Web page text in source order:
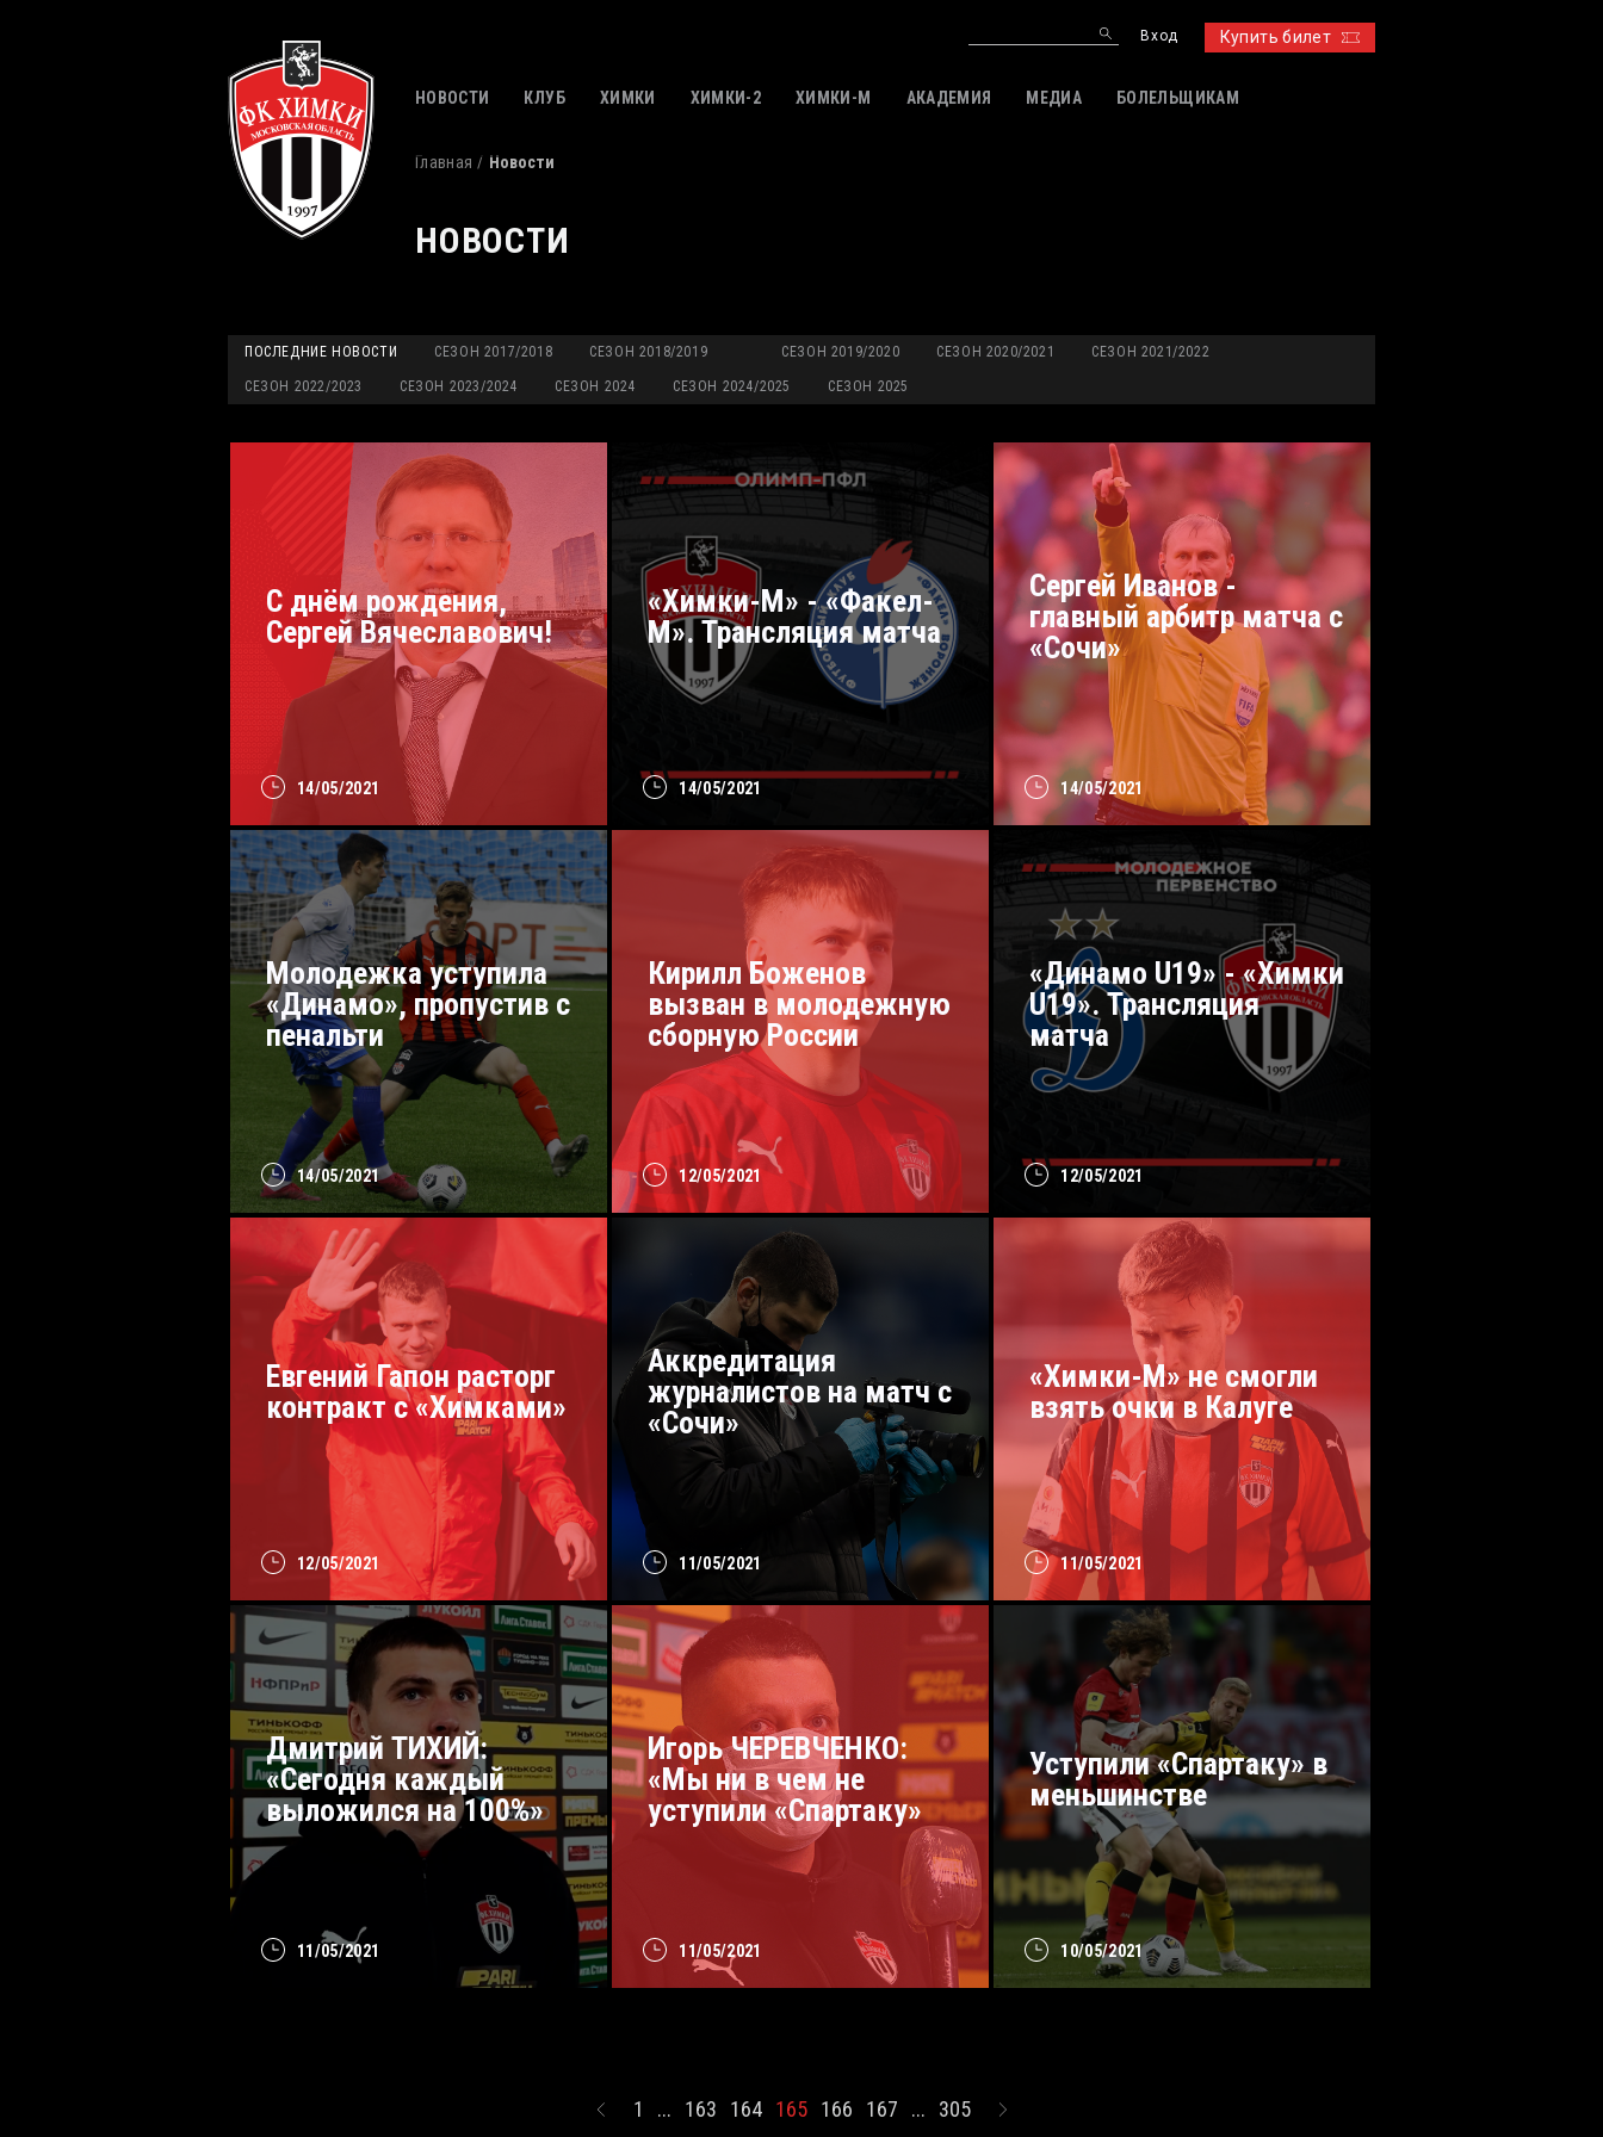
Купить билет
Вход
НОВОСТИ КЛУБ ХИМКИ ХИМКИ-2 ХИМКИ-M АКАДЕМИЯ МЕДИА БОЛЕЛЬЩИКАМ
Главная Новости
НОВОСТИ
ПОСЛЕДНИЕ НОВОСТИ СЕЗОН 2017/2018 СЕЗОН 2018/2019 СЕЗОН 2019/2020 СЕЗОН 2020/2021 СЕЗОН 2021/2022
СЕЗОН 2022/2023 СЕЗОН 2023/2024 СЕЗОН 2024 СЕЗОН 2024/2025 СЕЗОН 2025
14/05/2021
С днём рождения,
Сергей Вячеславович!
14/05/2021
«Химки-М» - «Факел-
М». Трансляция матча
14/05/2021
Сергей Иванов -
главный арбитр матча с
«Сочи»
14/05/2021
Молодежка уступила
«Динамо», пропустив с
пенальти
12/05/2021
Кирилл Боженов
вызван в молодежную
сборную России
12/05/2021
«Динамо U19» - «Химки
U19». Трансляция
матча
12/05/2021
Евгений Гапон расторг
контракт с «Химками»
11/05/2021
Аккредитация
журналистов на матч с
«Сочи»
11/05/2021
«Химки-М» не смогли
взять очки в Калуге
11/05/2021
Дмитрий ТИХИЙ:
«Сегодня каждый
выложился на 100%»
11/05/2021
Игорь ЧЕРЕВЧЕНКО:
«Мы ни в чем не
уступили «Спартаку»
10/05/2021
Уступили «Спартаку» в
меньшинстве
1 ... 163 164 165 166 167 ... 305